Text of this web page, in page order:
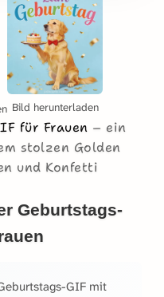
Bild herunterladen
für Frauen
ein
stolzen Golden
und Konfetti
Geburtstags-
GIF mit